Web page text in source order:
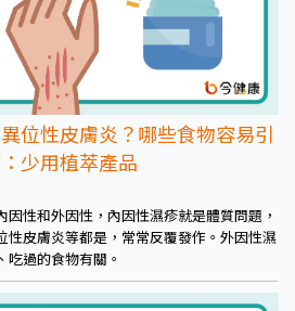
位性皮膚炎？哪些食物容易引
少用植萃產品
性和外因性，內因性濕疹就是體質問題，
性皮膚炎等都是，常常反覆發作。外因性濕
過的食物有關。